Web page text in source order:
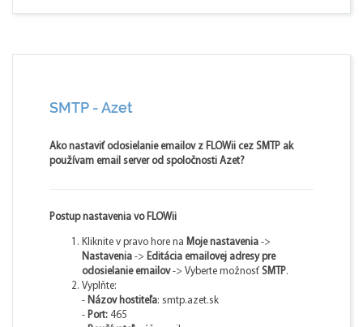
SMTP - Azet
Ako nastaviť odosielanie emailov z FLOWii cez SMTP ak
používam email server od spoločnosti Azet?
Postup nastavenia vo FLOWii
Kliknite v pravo hore na Moje nastavenia ->
Nastavenia -> Editácia emailovej adresy pre
odosielanie emailov-> Vyberte možnosť SMTP.
Vyplňte:
- Názov hostiteľa: smtp.azet.sk
- Port: 465